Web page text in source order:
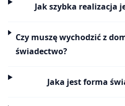
Jak szybka realizacja
Czy muszę wychodzić z
świadectwo?
Jaka jest forma